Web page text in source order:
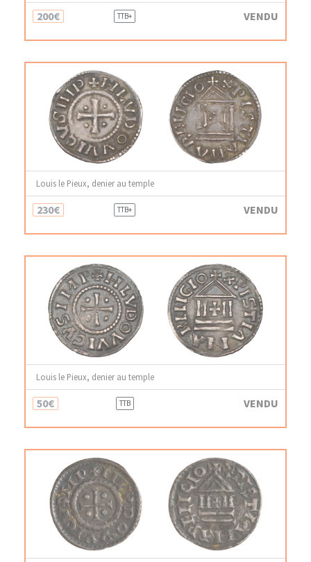
200€ TTB+ VENDU
Louis le Pieux, denier au temple
230€ TTB+ VENDU
Louis le Pieux, denier au temple
50€ TTB VENDU